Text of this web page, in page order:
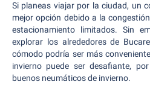
Si planeas viajar por la ciudad, un
mejor opción debido a la
estacionamiento limitados. Sin
explorar los alrededores de
cómodo podría ser más
invierno puede ser desafiante,
buenos neumáticos de invierno.